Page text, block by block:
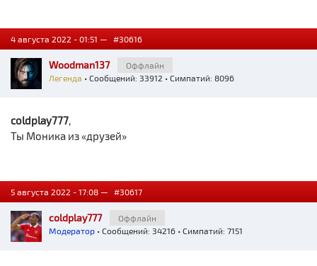
4 августа 2022 - 01:51 — #30616
Woodman137
Оффлайн
Легенда • Сообщений: 33912 • Симпатий: 8096
coldplay777,
Ты Моника из «друзей»
5 августа 2022 - 17:08 — #30617
coldplay777
Оффлайн
Модератор • Сообщений: 34216 • Симпатий: 7151